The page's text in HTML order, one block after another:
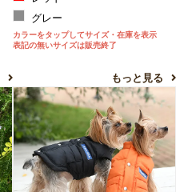
グレー
カラーをタップしてサイズ・在庫を表示
表記の無いサイズは販売終了
もっと見る